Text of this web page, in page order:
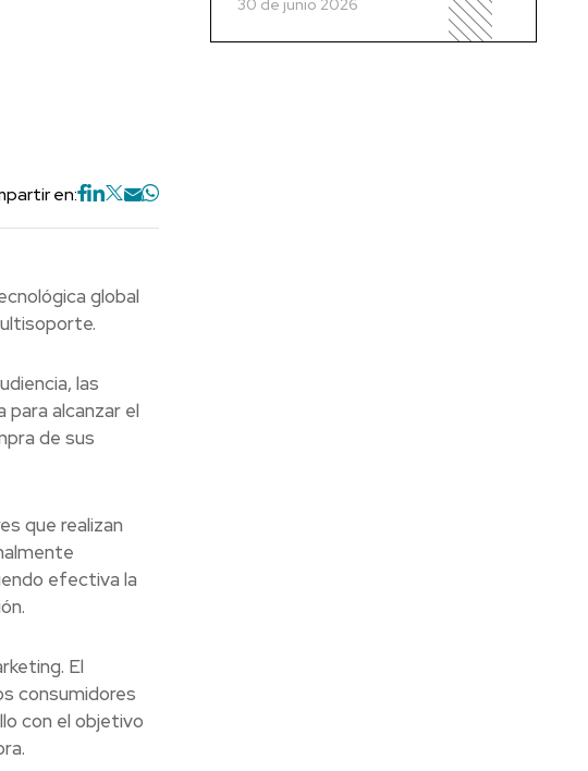
en:
global
las
alcanzar el
de sus
que realizan
efectiva la
El
consumidores
con el objetivo
30 de junio 2026